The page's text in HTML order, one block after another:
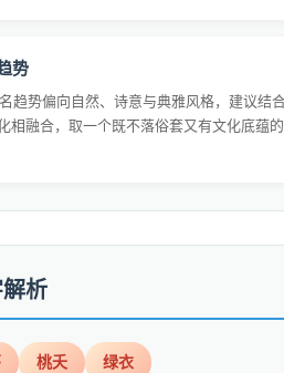
势
趋势偏向自然、诗意与典雅风格，建议结
相融合，取一个既不落俗套又有文化底蕴
析
桃夭 绿衣